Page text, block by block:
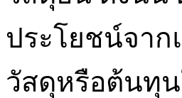
ประโยชน์จา
วัสดุหรือต้นทุ